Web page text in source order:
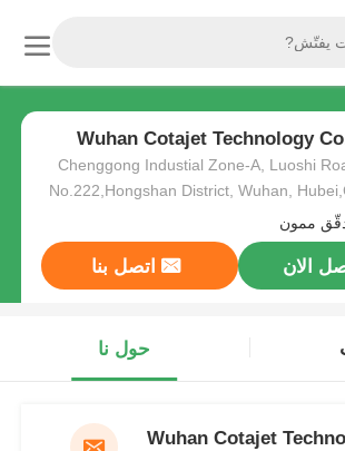
Wuhan Cotajet Technology
Chenggong Industial Zone-A, Luoshi
No.222,Hongshan District, Wuhan,
ممون
الان اتصل بنا
حول نا
Wuhan Cotajet